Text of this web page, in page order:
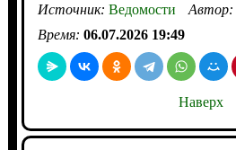
Источник: Ведомости Автор:
Время: 06.07.2026 19:49
Наверх